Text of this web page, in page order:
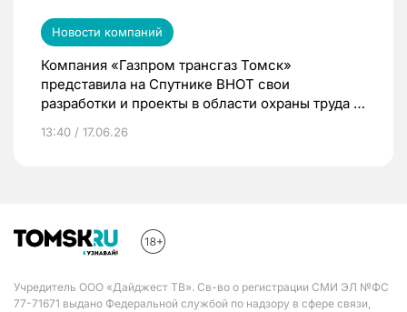
Новости компаний
Компания «Газпром трансгаз Томск»
представила на Спутнике ВНОТ свои
разработки и проекты в области охраны труда и
13:40 / 17.06.26
Учредитель ООО «Дайджест ТВ». Св-во о регистрации СМИ ЭЛ №ФС
77-71671 выдано Федеральной службой по надзору в сфере связи,